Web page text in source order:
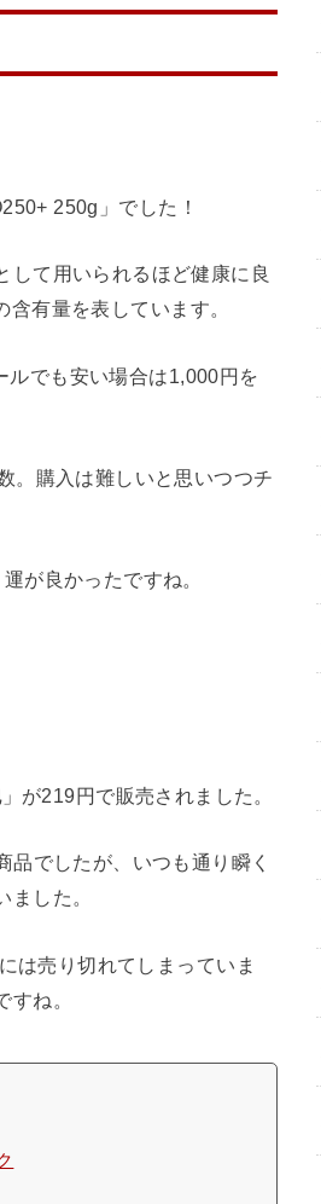
250g」でした！
して用いられるほど健康に良
含有量を表しています。
ルでも安い場合は1,000円を
。購入は難しいと思いつつチ
が良かったですね。
」が219円で販売されました。
品でしたが、いつも通り瞬く
した。
は売り切れてしまっていま
ね。